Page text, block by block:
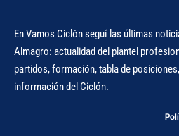
En Vamos Ciclón seguí las últimas
Almagro: actualidad del plantel
partidos, formación, tabla de
información del Ciclón.